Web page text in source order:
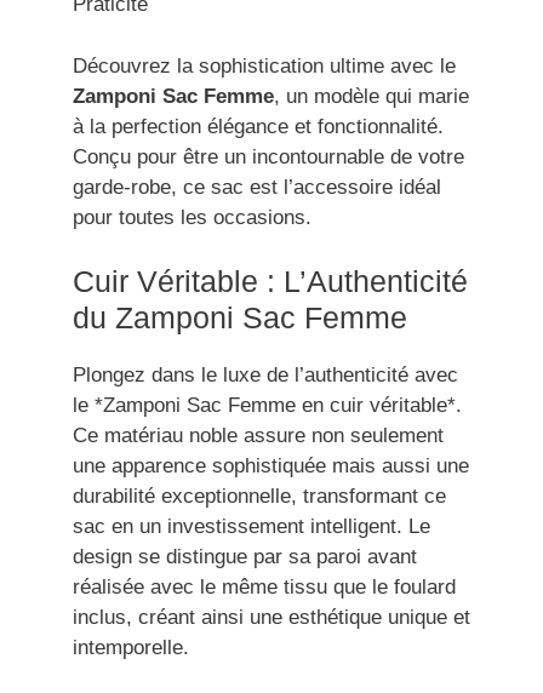
Praticité
Découvrez la sophistication ultime avec le
Zamponi Sac Femme, un modèle qui marie
à la perfection élégance et fonctionnalité.
Conçu pour être un incontournable de votre
garde-robe, ce sac est l’accessoire idéal
pour toutes les occasions.
Cuir Véritable : L’Authenticité
du Zamponi Sac Femme
Plongez dans le luxe de l’authenticité avec
le *Zamponi Sac Femme en cuir véritable*.
Ce matériau noble assure non seulement
une apparence sophistiquée mais aussi une
durabilité exceptionnelle, transformant ce
sac en un investissement intelligent. Le
design se distingue par sa paroi avant
réalisée avec le même tissu que le foulard
inclus, créant ainsi une esthétique unique et
intemporelle.